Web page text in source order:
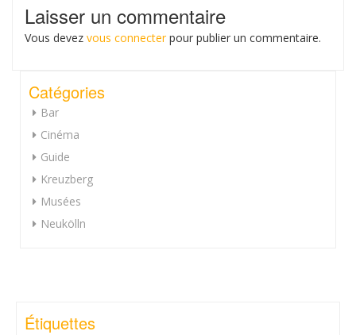
Laisser un commentaire
Vous devez vous connecterpour publier un commentaire.
Catégories
Bar
Cinéma
Guide
Kreuzberg
Musées
Neukölln
Étiquettes